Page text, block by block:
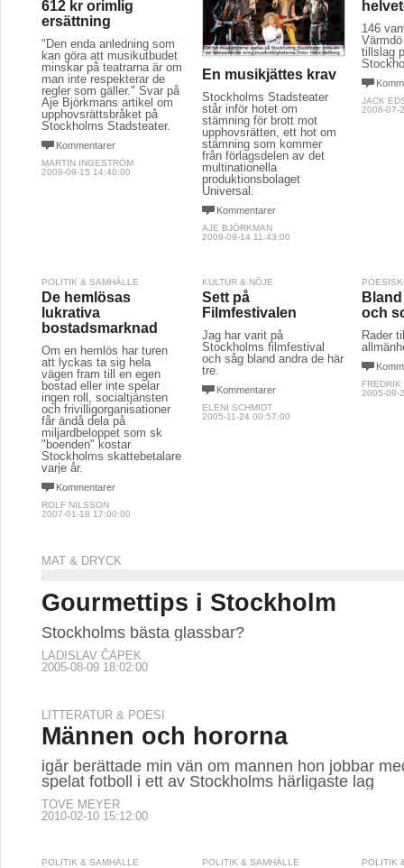
612 kr orimlig
ersättning
"Den enda anledning som
kan göra att musikutbudet
minskar på teatrarna är om
man inte respekterar de
regler som gäller." Svar på
Aje Björkmans artikel om
upphovsrättsbråket på
Stockholms Stadsteater.
Kommentarer
MARTIN INGESTRÖM
2009-09-15 14:40:00
En musikjättes krav
Stockholms Stadsteater
står inför hotet om
stämning för brott mot
upphovsrätten, ett hot om
stämning som kommer
från förlagsdelen av det
multinationella
produktionsbolaget
Universal.
Kommentarer
AJE BJÖRKMAN
2009-09-14 11:43:00
146
tillslag
JACK
2008-07-
POLITIK & SAMHÄLLE
De hemlösas
lukrativa
bostadsmarknad
Om en hemlös har turen
att lyckas ta sig hela
vägen fram till en egen
bostad eller inte spelar
ingen roll, socialtjänsten
och frivilligorganisationer
får ändå dela på
miljardbeloppet som sk
"boenden" kostar
Stockholms skattebetalare
varje år.
Kommentarer
ROLF NILSSON
2007-01-18 17:00:00
KULTUR & NÖJE
Sett på
Filmfestivalen
Jag har varit på
Stockholms filmfestival
och såg bland andra de här
tre.
Kommentarer
ELENI SCHMIDT
2005-11-24 00:57:00
och
Rader
2005-09-
MAT & DRYCK
Gourmettips i Stockholm
Stockholms bästa glassbar?
LADISLAV ČAPEK
2005-08-09 18:02:00
LITTERATUR & POESI
Männen och hororna
igår berättade min vän om mannen hon jobbar
spelat fotboll i ett av Stockholms härligaste lag
TOVE MEYER
2010-02-10 15:12:00
POLITIK & SAMHÄLLE POLITIK & SAMHÄLLE POLITIK